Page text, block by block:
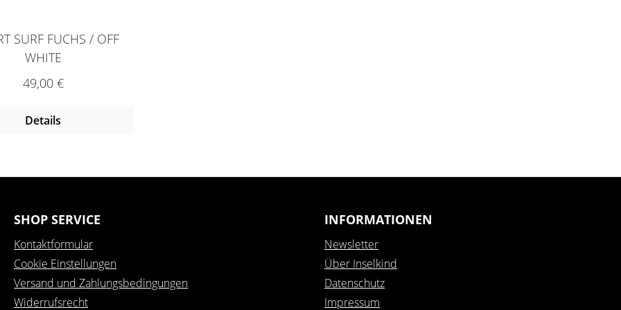
SURF FUCHS / OFF
WHITE
Regulärer Preis:
49,00 €
Details
SHOP SERVICE
Kontaktformular
Cookie Einstellungen
Versand und Zahlungsbedingungen
Widerrufsrecht
INFORMATIONEN
Newsletter
Über Inselkind
Datenschutz
Impressum